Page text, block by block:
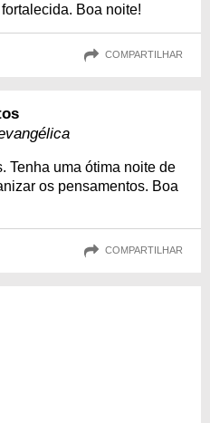
Boa noite!
COMPARTILHAR
Tenha uma ótima noite de
os pensamentos. Boa
COMPARTILHAR